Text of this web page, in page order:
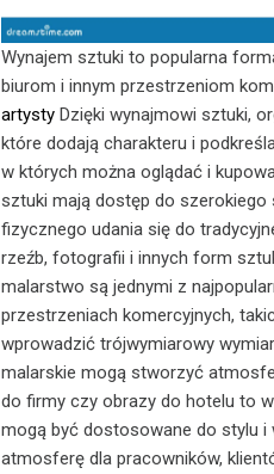
Wynajem sztuki to popularna
biurom i innym przestrzeniom
artysty Dzięki wynajmowi sztuki,
które dodają charakteru i
w których można oglądać i
sztuki mają dostęp do
fizycznego udania się do
rzeźb, fotografii i innych form
malarstwo są jednymi z
przestrzeniach komercyjnych,
wprowadzić trójwymiarowy
malarskie mogą stworzyć
do firmy czy obrazy do hotelu to
mogą być dostosowane do stylu i
atmosferę dla pracowników,